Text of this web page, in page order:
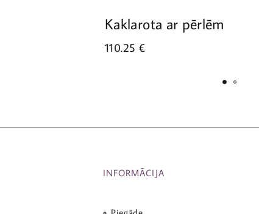
Kaklarota ar pērlēm
110.25 €
INFORMĀCIJA